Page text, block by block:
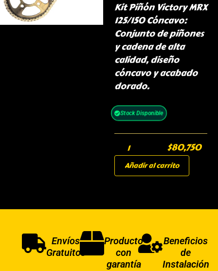
Kit Piñón Victory MRX
125/150 Cóncavo:
Conjunto de piñones
y cadena de alta
calidad, diseño
cóncavo y acabado
dorado.
Stock Disponible
$80,750
Añadir al carrito
Envíos
Gratuitos
Producto
con
garantía
Beneficios
de
Instalación